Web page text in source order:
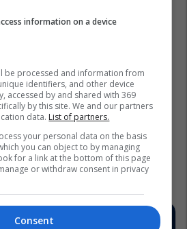
information on a device
be processed and information from
identifiers, and other device
accessed by and shared with 369
by this site. We and our partners
data. List of partners.
your personal data on the basis
you can object to by managing
for a link at the bottom of this page
or withdraw consent in privacy
Consent